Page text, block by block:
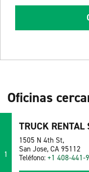
Oficinas
1
TRUCK RENTAL
1505 N 4th St,
San Jose, CA 95112
Teléfono: +1 408-441-